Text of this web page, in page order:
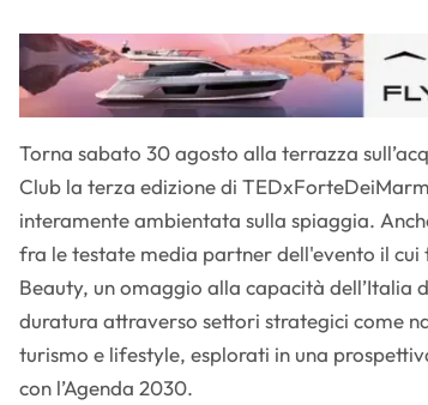
Torna sabato 30 agosto alla terrazza
Club la terza edizione di
interamente ambientata sulla spiaggia.
fra le testate media partner dell'evento il cui
Beauty, un omaggio alla capacità dell’Italia
duratura attraverso settori strategici come
turismo e lifestyle, esplorati in una
con l’Agenda 2030.